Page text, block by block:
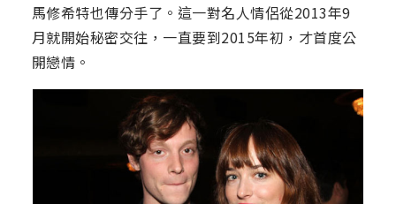
馬修希特也傳分手了。這一對名人情侶從2013年9
月就開始秘密交往，一直要到2015年初，才首度公
開戀情。